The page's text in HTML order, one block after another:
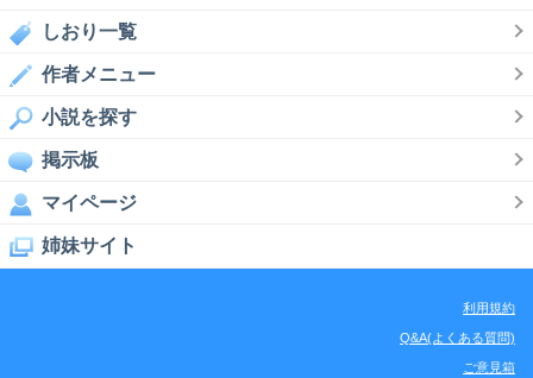
しおり一覧
作者メニュー
小説を探す
掲示板
マイページ
姉妹サイト
利用規約
Q&A(よくある質問)
ご意見箱